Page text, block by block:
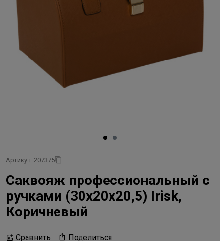
Артикул: 207375
Саквояж профессиональный с
ручками (30х20х20,5) Irisk,
Коричневый
Сравнить Поделиться